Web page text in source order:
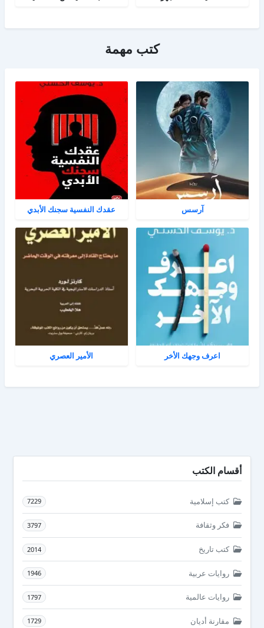
كتب مهمة
آرسس عقدك النفسية سجنك الأبدي
اعرف وجهك الأخر الأمير العصري
أقسام الكتب
كتب إسلامية 7229
فكر وثقافة 3797
كتب تاريخ 2014
روايات عربية 1946
روايات عالمية 1797
مقارنة أديان 1729